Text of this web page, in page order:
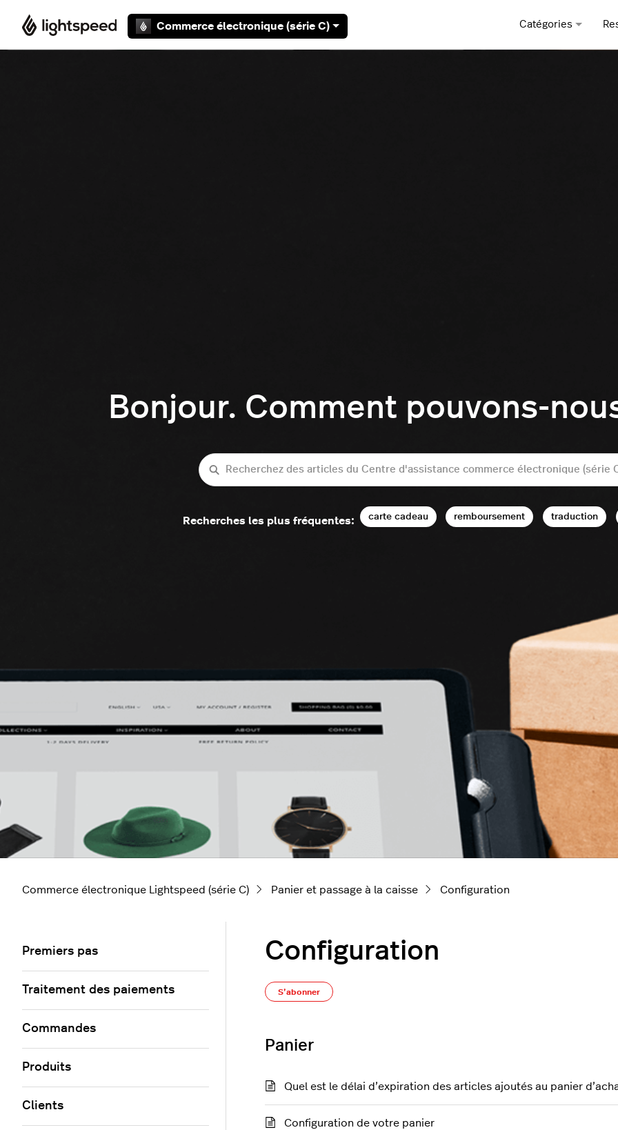
Commerce électronique (série C)
Catégories
Bonjour. Comment pouvons-
Recherche
Recherches les plus fréquentes: carte cadeau remboursement traduction
Commerce électronique Lightspeed (série C) Panier et passage à la caisse Configuration
Configuration
S’abonner
Panier
Quel est le délai d’expiration des articles ajoutés au panier
Configuration de votre panier
Premiers pas
Traitement des paiements
Commandes
Produits
Clients